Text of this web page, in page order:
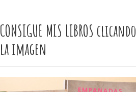
CONSIGUE MIS LIBROS clicando
la imagen